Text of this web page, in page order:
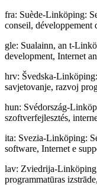
fra: Suède-Linköping:
conseil, développement
gle: Sualainn, an t-
development, Internet
hrv: Švedska-
savjetovanje, razvoj
hun: Svédország-
szoftverfejlesztés,
ita: Svezia-Linköping:
software, Internet e
lav: Zviedrija-
programmatūras